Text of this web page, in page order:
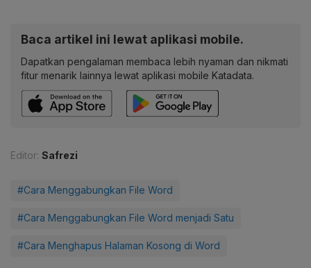
Baca artikel ini lewat aplikasi mobile.
Dapatkan pengalaman membaca lebih nyaman dan nikmati
fitur menarik lainnya lewat aplikasi mobile Katadata.
Editor: Safrezi
#Cara Menggabungkan File Word
#Cara Menggabungkan File Word menjadi Satu
#Cara Menghapus Halaman Kosong di Word